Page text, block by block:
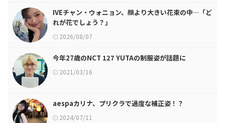
IVEチャン・ウォニョン、顔より大きい花束の中…「ど
れが花でしょう？」
2026/08/07
今年27歳のNCT 127 YUTAの制服姿が話題に
2021/03/16
aespaカリナ、プリクラで過度な補正姿！？
2024/07/11